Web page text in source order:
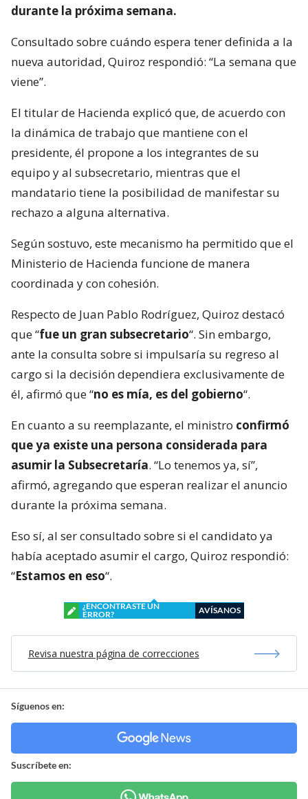
durante la próxima semana.
Consultado sobre cuándo espera tener definida a la
nueva autoridad, Quiroz respondió: “La semana que
viene”.
El titular de Hacienda explicó que, de acuerdo con
la dinámica de trabajo que mantiene con el
presidente, él propone a los integrantes de su
equipo y al subsecretario, mientras que el
mandatario tiene la posibilidad de manifestar su
rechazo a alguna alternativa.
Según sostuvo, este mecanismo ha permitido que el
Ministerio de Hacienda funcione de manera
coordinada y con cohesión.
Respecto de Juan Pablo Rodríguez, Quiroz destacó
que “fue un gran subsecretario“. Sin embargo,
ante la consulta sobre si impulsaría su regreso al
cargo si la decisión dependiera exclusivamente de
él, afirmó que “no es mía, es del gobierno“.
En cuanto a su reemplazante, el ministro confirmó
que ya existe una persona considerada para
asumir la Subsecretaría. “Lo tenemos ya, sí”,
afirmó, agregando que esperan realizar el anuncio
durante la próxima semana.
Eso sí, al ser consultado sobre si el candidato ya
había aceptado asumir el cargo, Quiroz respondió:
“Estamos en eso“.
¿ENCONTRASTE UN
ERROR?
AVÍSANOS
Revisa nuestra página de correcciones
Síguenos en:
Suscríbete en: